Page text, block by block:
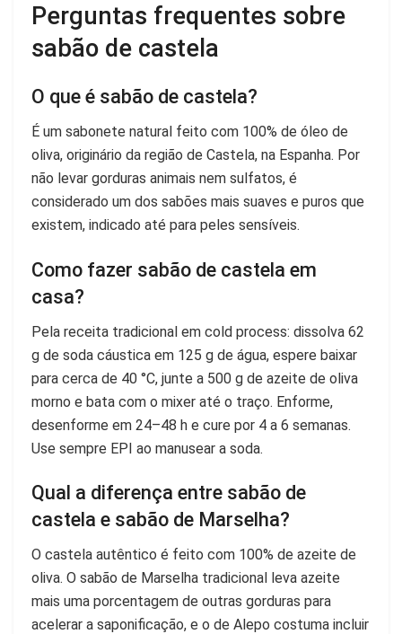
Perguntas frequentes sobre
sabão de castela
O que é sabão de castela?
É um sabonete natural feito com 100% de óleo de
oliva, originário da região de Castela, na Espanha. Por
não levar gorduras animais nem sulfatos, é
considerado um dos sabões mais suaves e puros que
existem, indicado até para peles sensíveis.
Como fazer sabão de castela em
casa?
Pela receita tradicional em cold process: dissolva 62
g de soda cáustica em 125 g de água, espere baixar
para cerca de 40 °C, junte a 500 g de azeite de oliva
morno e bata com o mixer até o traço. Enforme,
desenforme em 24–48 h e cure por 4 a 6 semanas.
Use sempre EPI ao manusear a soda.
Qual a diferença entre sabão de
castela e sabão de Marselha?
O castela autêntico é feito com 100% de azeite de
oliva. O sabão de Marselha tradicional leva azeite
mais uma porcentagem de outras gorduras para
acelerar a saponificação, e o de Alepo costuma incluir